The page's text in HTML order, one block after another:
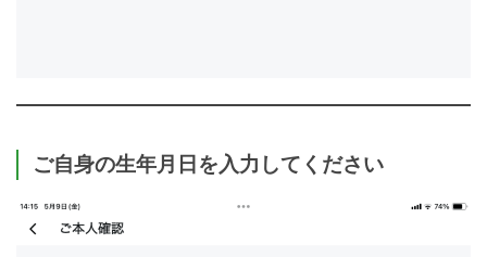
ご自身の生年月日を入力してください